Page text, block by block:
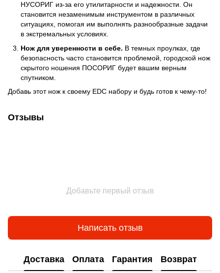
НУСОРИГ из-за его утилитарности и надежности. Он
становится незаменимым инструментом в различных
ситуациях, помогая им выполнять разнообразные задачи
в экстремальных условиях.
Нож для уверенности в себе. В темных проулках, где
безопасность часто становится проблемой, городской нож
скрытого ношения ПОСОРИГ будет вашим верным
спутником.
Добавь этот нож к своему EDC набору и будь готов к чему-то!
Отзывы
Добавьте первый отзыв
Написать отзыв
Доставка Оплата Гарантия Возврат